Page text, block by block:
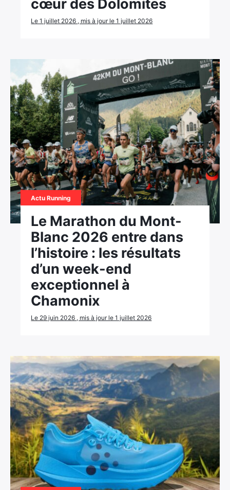
cœur des Dolomites
Le 1 juillet 2026 , mis à jour le 1 juillet 2026
Actu Running
Le Marathon du Mont-
Blanc 2026 entre dans
l’histoire : les résultats
d’un week-end
exceptionnel à
Chamonix
Le 29 juin 2026 , mis à jour le 1 juillet 2026
Rechercher